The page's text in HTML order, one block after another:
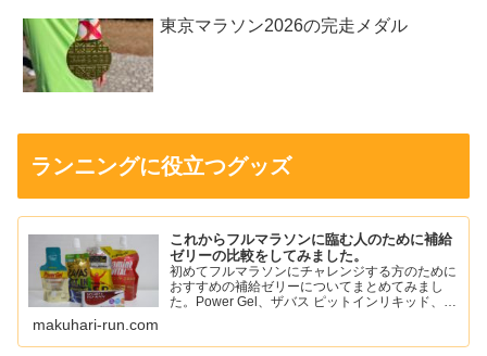
東京マラソン2026の完走メダル
ランニングに役立つグッズ
これからフルマラソンに臨む人のために補給
ゼリーの比較をしてみました。
初めてフルマラソンにチャレンジする方のために
おすすめの補給ゼリーについてまとめてみまし
た。Power Gel、ザバス ピットインリキッド、ア
など。
makuhari-run.com